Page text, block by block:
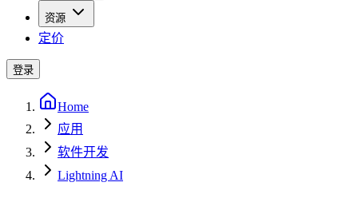
资源
定价
登录
Home
应用
软件开发
Lightning AI